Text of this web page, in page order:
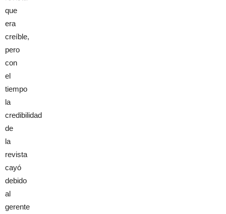
que
era
creíble,
pero
con
el
tiempo
la
credibilidad
de
la
revista
cayó
debido
al
gerente